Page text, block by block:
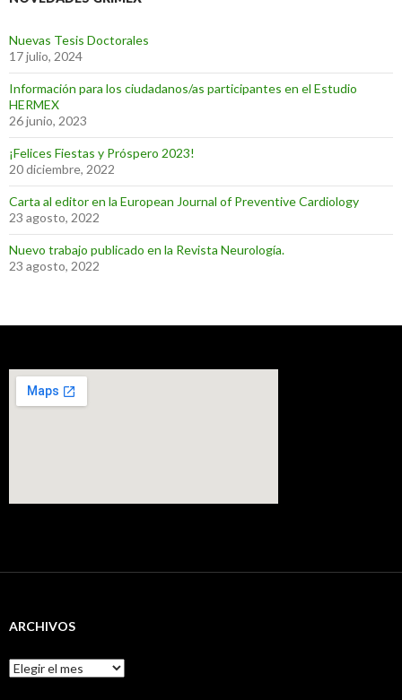
Nuevas Tesis Doctorales
17 julio, 2024
Información para los ciudadanos/as participantes en el Estudio
HERMEX
26 junio, 2023
¡Felices Fiestas y Próspero 2023!
20 diciembre, 2022
Carta al editor en la European Journal of Preventive Cardiology
23 agosto, 2022
Nuevo trabajo publicado en la Revista Neurología.
23 agosto, 2022
ARCHIVOS
Archivos